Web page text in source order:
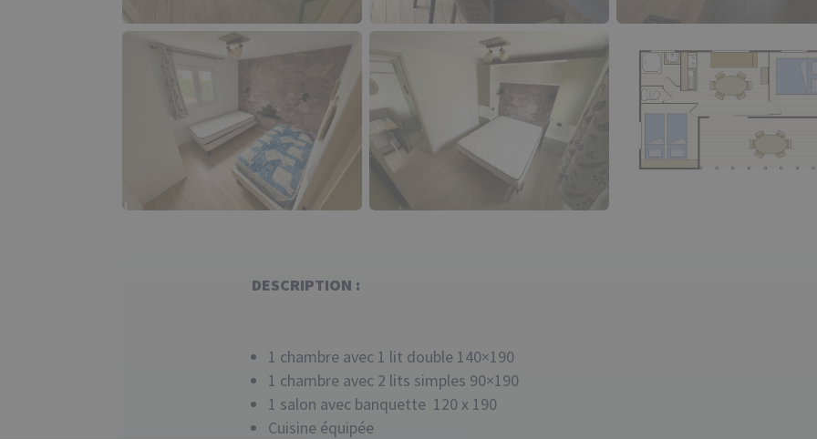
DESCRIPTION :
1 chambre avec 1 lit double 140×190
1 chambre avec 2 lits simples 90×190
1 salon avec banquette 120 x 190
Cuisine équipée